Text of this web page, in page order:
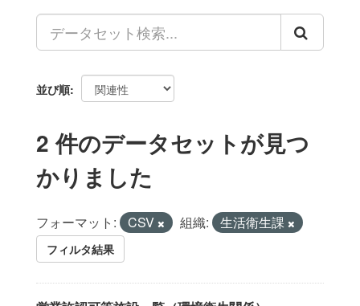
並び順
2 件のデータセットが見つ
かりました
フォーマット: CSV 組織: 生活衛生課
フィルタ結果